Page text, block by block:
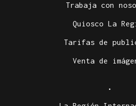
Trabaja con
Quiosco La
Tarifas de
Venta de
.